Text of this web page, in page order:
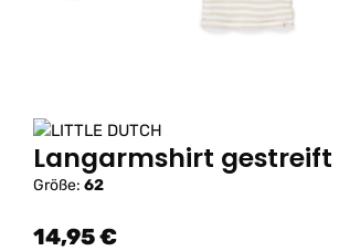
Langarmshirt
Größe: 62
14,95 €